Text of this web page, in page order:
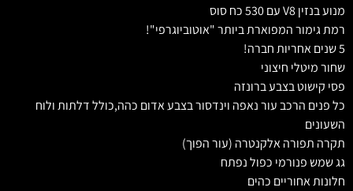
מנוע בנזין V8 עם 530 כח סוס
רמת גימור המפוארת ביותר "אוטוביוגרפי"!
5 שנים אחריות חברה!
שחור מיטלי חיצוני
פסי קישוט בצבע ברונזה
כל פנים הרכב עור נאפה וינדסור בצבע אדום כהה,כולל דלתות ולוח
השעונים
תקרה תפורה אלקנטרה (עור הפוך)
גג שמש פנורמי כפול נפתח
חלונות אחוריים כהים